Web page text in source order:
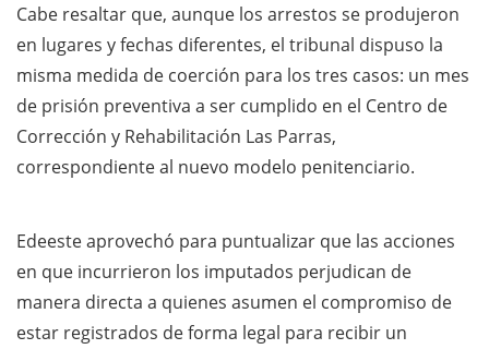
Cabe resaltar que, aunque los arrestos se produjeron
en lugares y fechas diferentes, el tribunal dispuso la
misma medida de coerción para los tres casos: un mes
de prisión preventiva a ser cumplido en el Centro de
Corrección y Rehabilitación Las Parras,
correspondiente al nuevo modelo penitenciario.
Edeeste aprovechó para puntualizar que las acciones
en que incurrieron los imputados perjudican de
manera directa a quienes asumen el compromiso de
estar registrados de forma legal para recibir un